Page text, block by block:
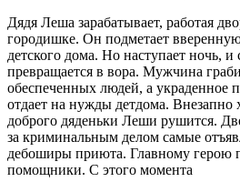
Дядя Леша зарабатывает, работая
городишке. Он подметает
детского дома. Но наступает ночь,
превращается в вора. Мужчина
обеспеченных людей, а украденное
отдает на нужды детдома.
доброго дяденьки Леши рушится.
за криминальным делом самые
дебоширы приюта. Главному герою
помощники. С этого момента